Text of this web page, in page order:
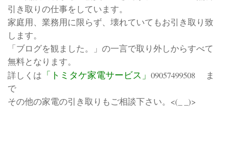
引き取りの仕事をしています。
家庭用、業務用に限らず、壊れていてもお引き取り致
します。
「ブログを観ました。」の一言で取り外しからすべて
無料となります。
詳しくは 「トミタケ家電サービス」 09057499508 ま
で
その他の家電の引き取りもご相談下さい。<(_ _)>